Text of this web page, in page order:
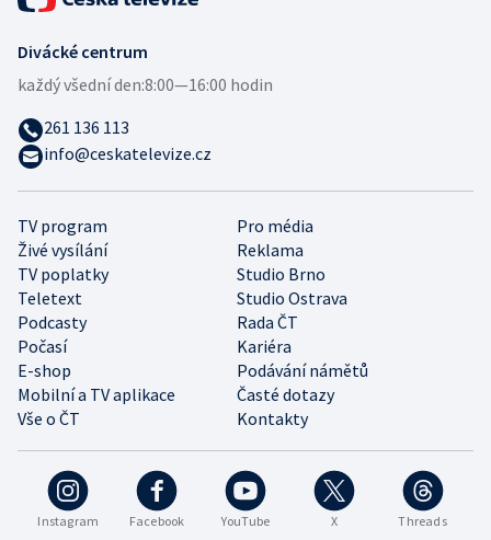
Instagram Facebook YouTube X Threads
TV program
Pro média
Živé vysílání
Reklama
TV poplatky
Studio Brno
Teletext
Studio Ostrava
Podcasty
Rada ČT
Počasí
Kariéra
E-shop
Podávání námětů
Mobilní a TV aplikace
Časté dotazy
Vše o ČT
Kontakty
Divácké centrum
každý všední den:8:00—16:00 hodin
261 136 113
info@ceskatelevize.cz